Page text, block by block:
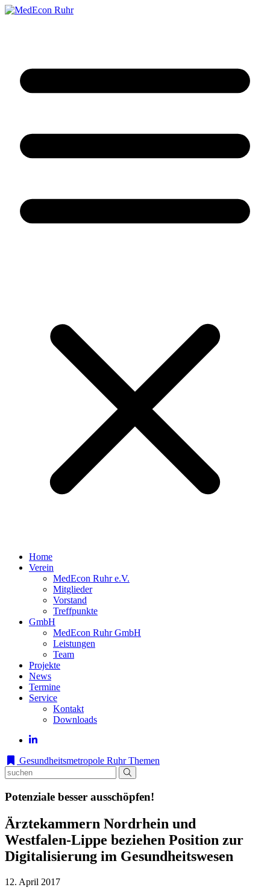
Home
Verein
MedEcon Ruhr e.V.
Mitglieder
Vorstand
Treffpunkte
GmbH
MedEcon Ruhr GmbH
Leistungen
Team
Projekte
News
Termine
Service
Kontakt
Downloads
Gesundheitsmetropole Ruhr Themen
Potenziale besser ausschöpfen!
Ärztekammern Nordrhein und
Westfalen-Lippe beziehen Position zur
Digitalisierung im Gesundheitswesen
12. April 2017